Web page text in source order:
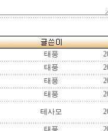
태풍
태풍
태풍
태풍
테사모
태풍